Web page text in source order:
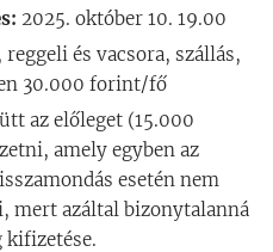
2025. október 10. 19.00
reggeli és vacsora, szállás,
30.000 forint/fő
az előleget (15.000
amely egyben az
esetén nem
mert azáltal bizonytalanná
kifizetése.